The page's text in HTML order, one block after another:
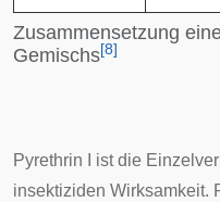
Zusammensetzung
Gemischs[8]
Pyrethrin I ist die
insektiziden Wirksamkeit.